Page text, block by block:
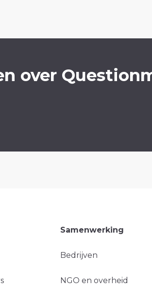
over
Samenwerking
Bedrijven
NGO en overheid